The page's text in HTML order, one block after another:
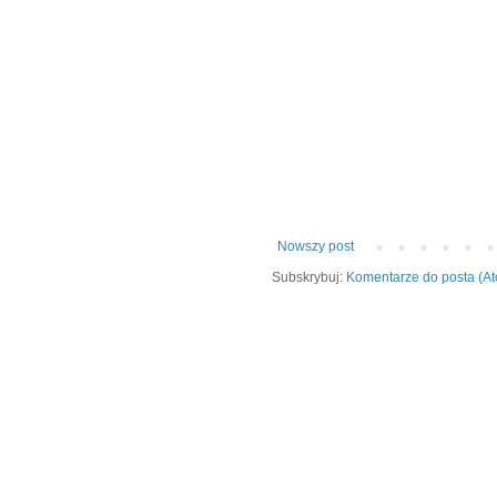
Nowszy post
Subskrybuj: Komentarze do posta